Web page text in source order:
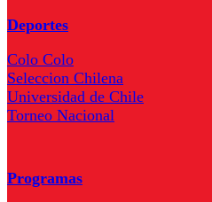
Deportes
Colo Colo
Seleccion Chilena
Universidad de Chile
Torneo Nacional
Programas